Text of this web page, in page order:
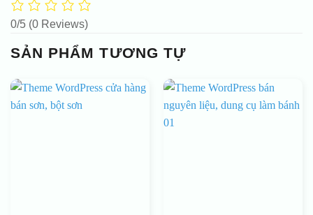
0/5 (0 Reviews)
SẢN PHẨM TƯƠNG TỰ